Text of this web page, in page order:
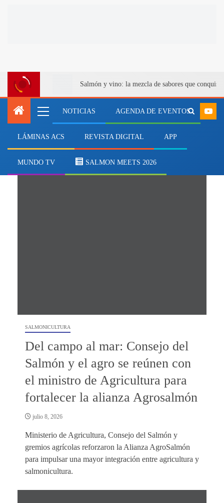
Salmón y vino: la mezcla de sabores que
NOTICIAS AGENDA DE EVENTOS
LÁMINAS ACS REVISTA DIGITAL APP
MUNDO TV SALMON MEETS 2026
Sago
SALMONICULTURA
Del campo al mar: Consejo del
Salmón y el agro se reúnen con
el ministro de Agricultura para
fortalecer la alianza Agrosalmón
julio 8, 2026
Ministerio de Agricultura, Consejo del Salmón y
gremios agrícolas reforzaron la Alianza AgroSalmón
para impulsar una mayor integración entre agricultura y
salmonicultura.